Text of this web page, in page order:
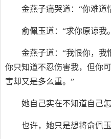
金燕子痛哭道：“你难道
俞佩玉道：“求你原谅我
金燕子道：“我恨你，
你只知道不忍伤害我，但你
害却又是多么重。”
她自己实在不知道自己
也许，她只是想将俞佩玉